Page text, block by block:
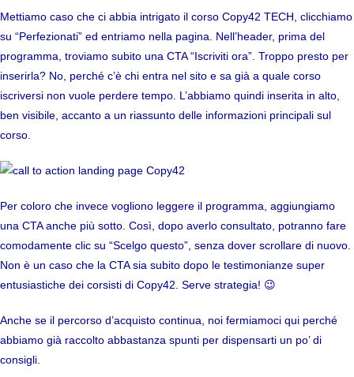
Mettiamo caso che ci abbia intrigato il corso Copy42 TECH, clicchiamo
su “Perfezionati” ed entriamo nella pagina. Nell’header, prima del
programma, troviamo subito una CTA “Iscriviti ora”. Troppo presto per
inserirla? No, perché c’è chi entra nel sito e sa già a quale corso
iscriversi non vuole perdere tempo. L’abbiamo quindi inserita in alto,
ben visibile, accanto a un riassunto delle informazioni principali sul
corso.
Per coloro che invece vogliono leggere il programma, aggiungiamo
una CTA anche più sotto. Così, dopo averlo consultato, potranno fare
comodamente clic su “Scelgo questo”, senza dover scrollare di nuovo.
Non è un caso che la CTA sia subito dopo le testimonianze super
entusiastiche dei corsisti di Copy42. Serve strategia! 😉
Anche se il percorso d’acquisto continua, noi fermiamoci qui perché
abbiamo già raccolto abbastanza spunti per dispensarti un po’ di
consigli.